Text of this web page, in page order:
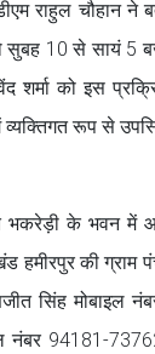
राहुल चौहान ने
सुबह 10 से सायं
शर्मा को इस
व्यक्तिगत रूप से
के भवन में
हमीरपुर की
सिंह
नंबर 94181-